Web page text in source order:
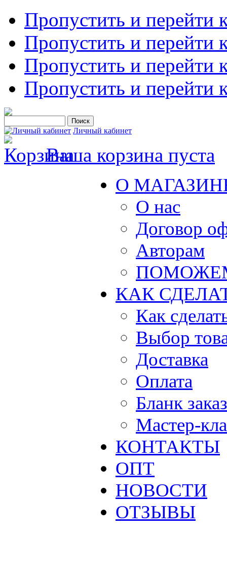
Пропустить и перейти
Пропустить и перейти
Пропустить и перейти
Пропустить и перейти
Личный кабинет
Ваша корзина пуста
О
О нас
Договор
Авторам
КАК
Как
Выбор
Доставка
Оплата
Бланк
Мастер-
КОНТАКТЫ
ОПТ
НОВОСТИ
ОТЗЫВЫ